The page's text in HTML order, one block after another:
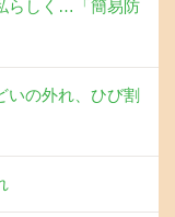
らしく…「簡易防
いの外れ、ひび割